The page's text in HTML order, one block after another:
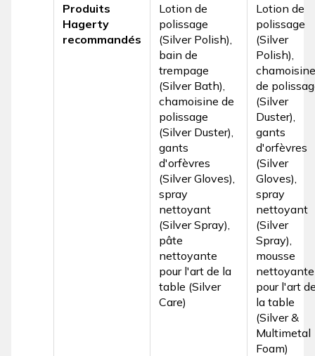
Produits
Hagerty
recommandés
Lotion de
polissage
(Silver Polish),
bain de
trempage
(Silver Bath),
chamoisine de
polissage
(Silver Duster),
gants
d'orfèvres
(Silver Gloves),
spray
nettoyant
(Silver Spray),
pâte
nettoyante
pour l'art de la
table (Silver
Care)
Lotion de
polissage
(Silver
Polish),
chamoisine
de
(Silver
Duster),
gants
d'orfèvres
(Silver
Gloves),
spray
nettoyant
(Silver
Spray),
mousse
nettoyante
pour l'art
la table
(Silver &
Multimetal
Foam)